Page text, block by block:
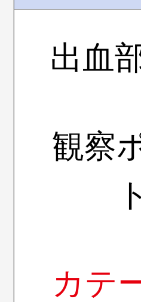
出血
観察
ト
カテ